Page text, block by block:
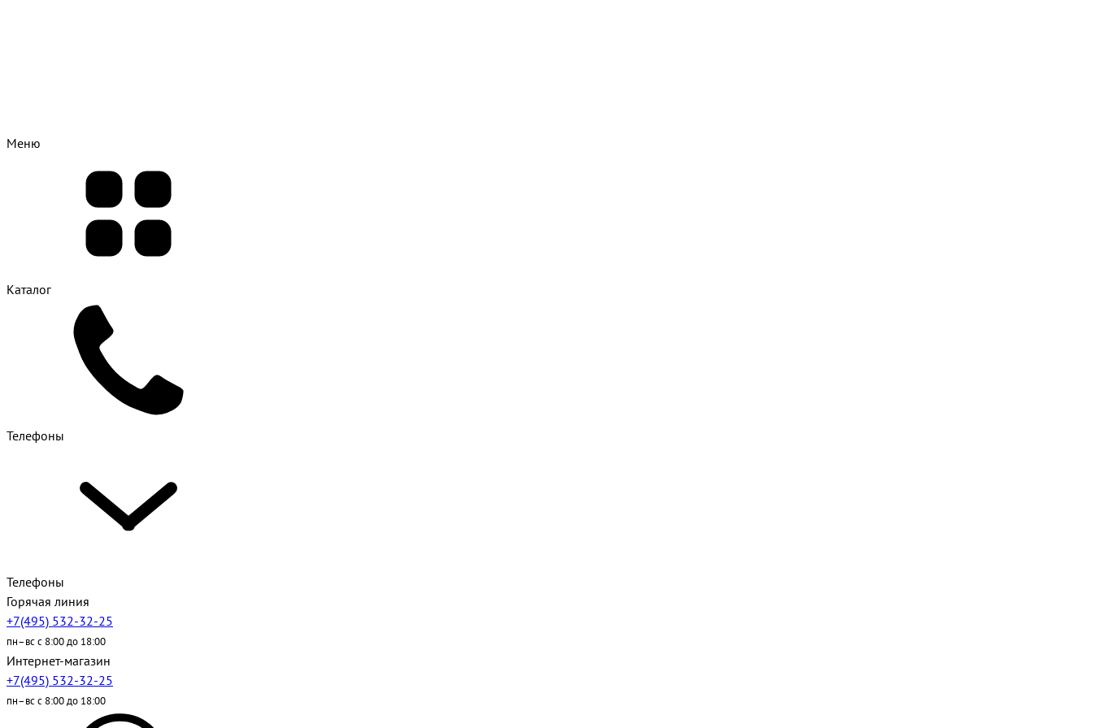
Меню
Каталог
Телефоны
Телефоны
Горячая линия
+7(495) 532-32-25
пн–вс с 8:00 до 18:00
Интернет-магазин
+7(495) 532-32-25
пн–вс с 8:00 до 18:00